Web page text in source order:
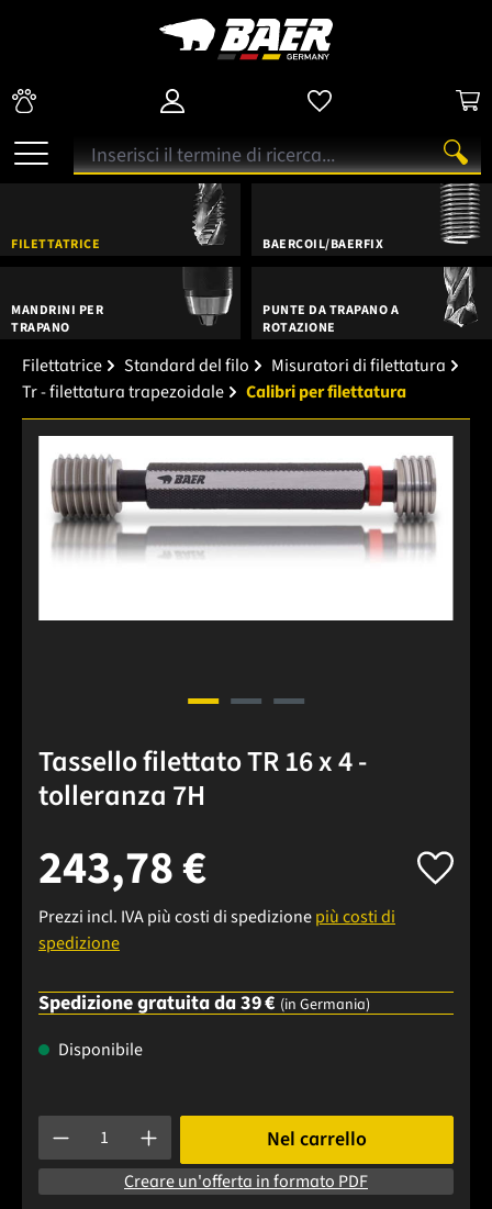
FILETTATRICE BAERCOIL/BAERFIX
MANDRINI PER
TRAPANO
PUNTE DA TRAPANO A
ROTAZIONE
Filettatrice Standard del filo
Misuratori di filettatura
Tr - filettatura trapezoidale
Calibri per filettatura
Salta la galleria di immagini
Tassello filettato TR 16 x 4 -
tolleranza 7H
243,78 €
Prezzi incl. IVA più costi di spedizionepiù costi di
spedizione
Spedizione gratuita da 39 € (in Germania)
Disponibile
Quantità del prodotto: inserisci la quantità desiderata o
Nel carrello
Creare un'offerta in formato PDF